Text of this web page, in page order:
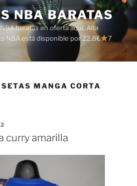
NBA BARATAS
baratas en oferta aquí. Alta
NBA está disponible por 22,8€
7
MANGA CORTA
curry amarilla